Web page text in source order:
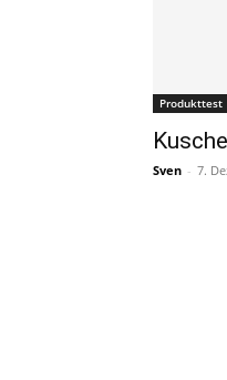
Produkttest
Sven - 7.